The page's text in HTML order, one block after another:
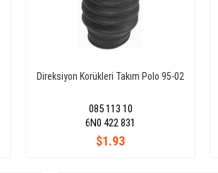
Direksiyon Korükleri Takım Polo 95-02
085 113 10
$1.93
6N0 422 831